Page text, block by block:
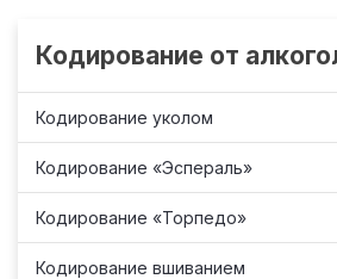
Кодирование от
Кодирование уколом
Кодирование «Эспераль»
Кодирование «Торпедо»
Кодирование вшиванием